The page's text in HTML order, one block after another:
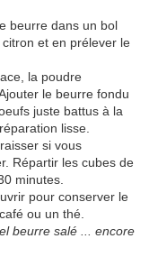
beurre dans un bol
et en prélever le
la poudre
le beurre fondu
juste battus à la
lisse.
si vous
Répartir les cubes de
minutes.
pour conserver le
ou un thé.
beurre salé ... encore